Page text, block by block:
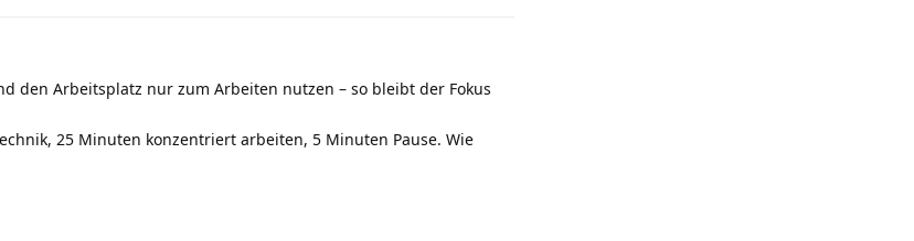
den Arbeitsplatz nur zum Arbeiten nutzen – so bleibt der Fokus
25 Minuten konzentriert arbeiten, 5 Minuten Pause. Wie